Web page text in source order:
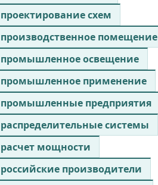
проектирование схем
производственное помещение
промышленное освещение
промышленное применение
промышленные предприятия
распределительные системы
расчет мощности
российские производители